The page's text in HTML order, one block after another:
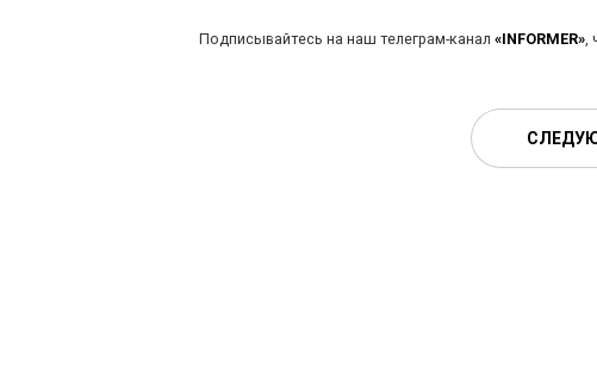
Подписывайтесь на наш телеграм-канал «INFORMER»,